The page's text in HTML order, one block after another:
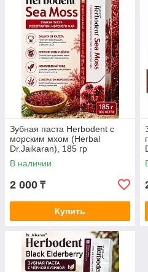
Зубная паста Herbodent с
морским мхом (Herbal
Dr.Jaikaran), 185 гр
В наличии
2 000 ₸
Купить